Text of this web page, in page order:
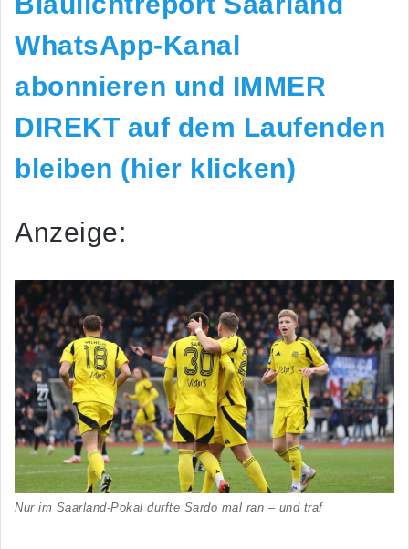
WhatsApp-Kanal
abonnieren und IMMER
DIREKT auf dem Laufenden
bleiben (hier klicken)
Anzeige:
Nur im Saarland-Pokal durfte Sardo mal ran – und traf